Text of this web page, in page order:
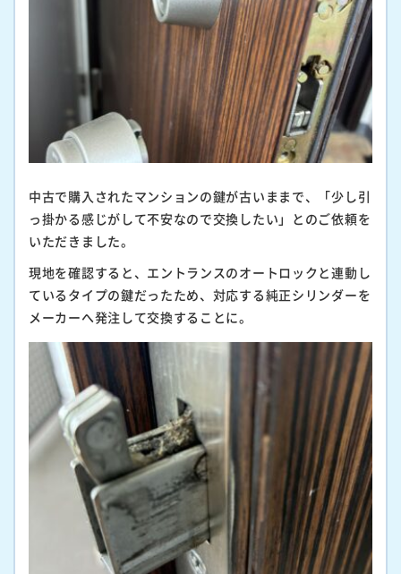
中古で購入されたマンションの鍵が古いままで、「少し引
っ掛かる感じがして不安なので交換したい」とのご依頼を
いただきました。
現地を確認すると、エントランスのオートロックと連動し
ているタイプの鍵だったため、対応する純正シリンダーを
メーカーへ発注して交換することに。